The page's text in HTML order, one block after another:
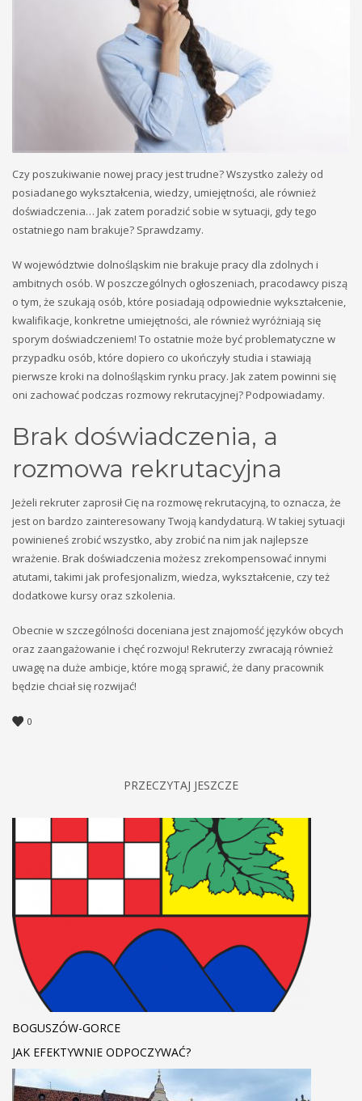
Czy poszukiwanie nowej pracy jest trudne? Wszystko zależy od
posiadanego wykształcenia, wiedzy, umiejętności, ale również
doświadczenia… Jak zatem poradzić sobie w sytuacji, gdy tego
ostatniego nam brakuje? Sprawdzamy.
W województwie dolnośląskim nie brakuje pracy dla zdolnych i
ambitnych osób. W poszczególnych ogłoszeniach, pracodawcy piszą
o tym, że szukają osób, które posiadają odpowiednie wykształcenie,
kwalifikacje, konkretne umiejętności, ale również wyróżniają się
sporym doświadczeniem! To ostatnie może być problematyczne w
przypadku osób, które dopiero co ukończyły studia i stawiają
pierwsze kroki na dolnośląskim rynku pracy. Jak zatem powinni się
oni zachować podczas rozmowy rekrutacyjnej? Podpowiadamy.
Brak doświadczenia, a
rozmowa rekrutacyjna
Jeżeli rekruter zaprosił Cię na rozmowę rekrutacyjną, to oznacza, że
jest on bardzo zainteresowany Twoją kandydaturą. W takiej sytuacji
powinieneś zrobić wszystko, aby zrobić na nim jak najlepsze
wrażenie. Brak doświadczenia możesz zrekompensować innymi
atutami, takimi jak profesjonalizm, wiedza, wykształcenie, czy też
dodatkowe kursy oraz szkolenia.
Obecnie w szczególności doceniana jest znajomość języków obcych
oraz zaangażowanie i chęć rozwoju! Rekruterzy zwracają również
uwagę na duże ambicje, które mogą sprawić, że dany pracownik
będzie chciał się rozwijać!
0
PRZECZYTAJ JESZCZE
BOGUSZÓW-GORCE
JAK EFEKTYWNIE ODPOCZYWAĆ?